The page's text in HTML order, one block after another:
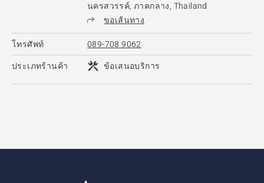
นครสวรรค์, ภาคกลาง, Thailand
ขอเส้นทาง
โทรศัพท์ 089-708 9062
ประเภทร้านค้า ข้อเสนอบริการ